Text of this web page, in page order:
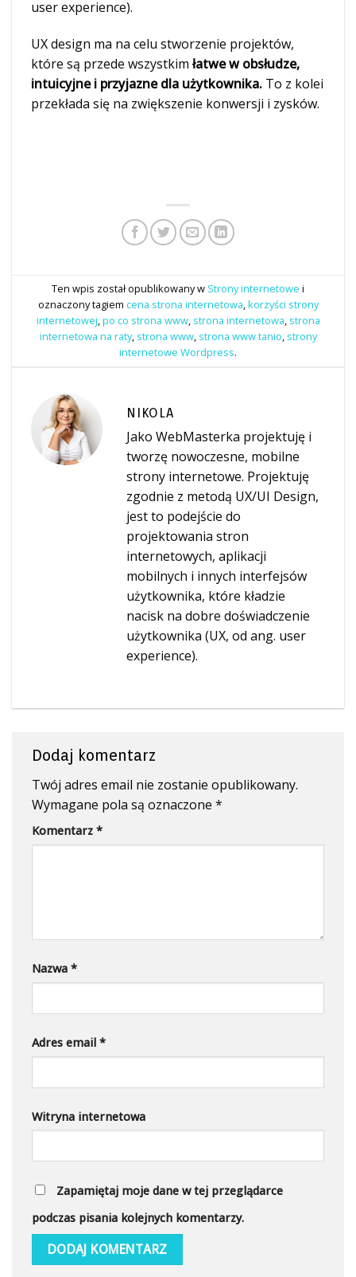
user experience).
UX design ma na celu stworzenie projektów,
które są przede wszystkim łatwe w obsłudze,
intuicyjne i przyjazne dla użytkownika. To z kolei
przekłada się na zwiększenie konwersji i zysków.
Ten wpis został opublikowany w Strony internetowe i
oznaczony tagiem cena strona internetowa,korzyści strony
internetowej,po co strona www, strona internetowa, strona
internetowa na raty, strona www, strona www tanio, strony
internetowe Wordpress.
NIKOLA
Jako WebMasterka projektuję i
tworzę nowoczesne, mobilne
strony internetowe. Projektuję
zgodnie z metodą UX/UI Design,
jest to podejście do
projektowania stron
internetowych, aplikacji
mobilnych i innych interfejsów
użytkownika, które kładzie
nacisk na dobre doświadczenie
użytkownika (UX, od ang. user
experience).
Dodaj komentarz
Twój adres email nie zostanie opublikowany.
Wymagane pola są oznaczone *
Komentarz *
Nazwa *
Adres email *
Witryna internetowa
Zapamiętaj moje dane w tej przeglądarce
podczas pisania kolejnych komentarzy.